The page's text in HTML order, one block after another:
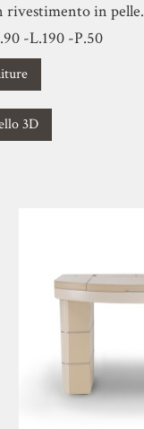
rivestimento in pelle.
-L.190 -P.50
3D